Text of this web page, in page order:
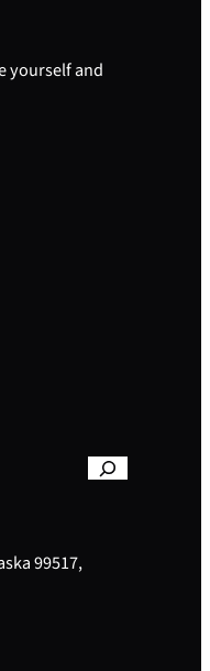
yourself and
99517,